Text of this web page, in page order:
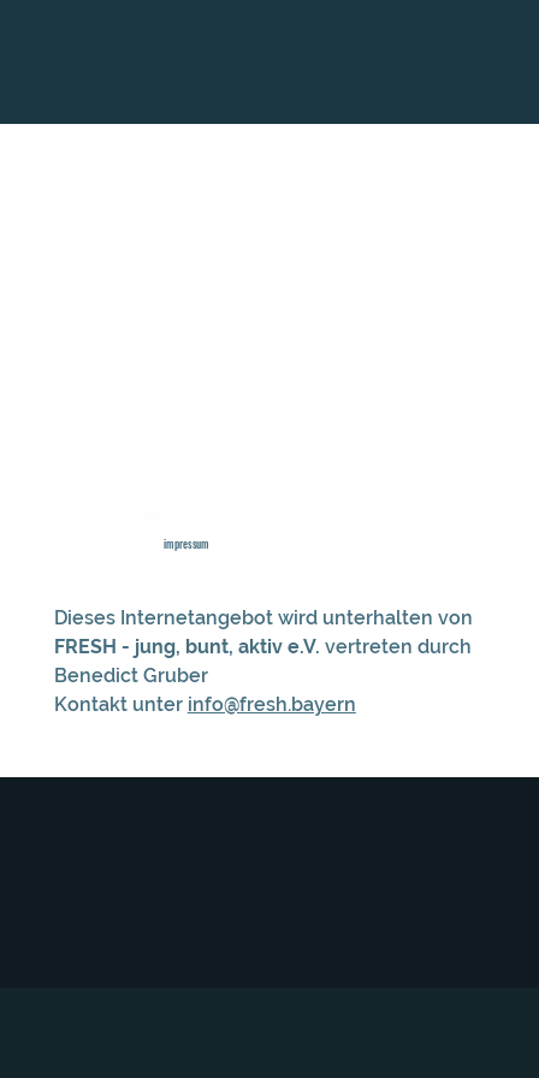
Dieses Internetangebot wird unterhalten von
FRESH - jung, bunt, aktiv e.V. vertreten durch
Benedict Gruber
Kontakt unter info@fresh.bayern
impressum